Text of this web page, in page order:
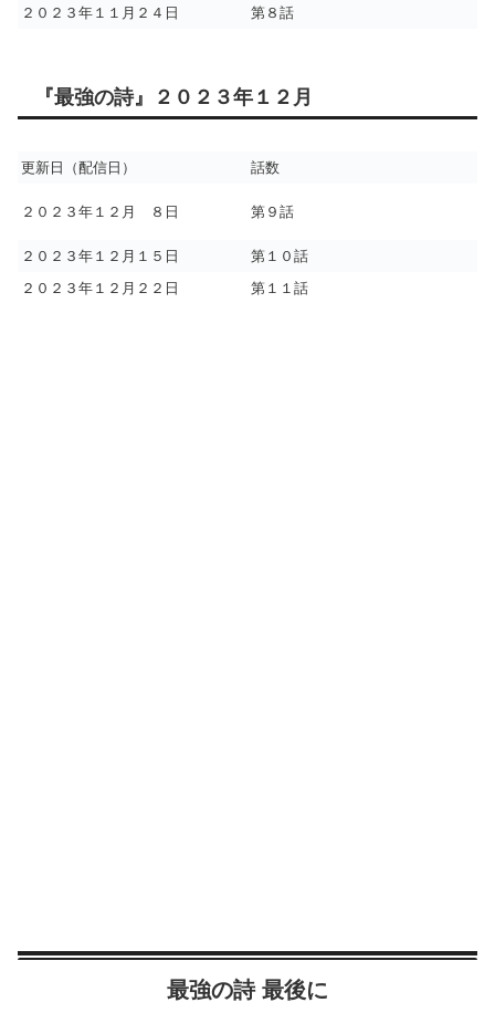
２０２３年１１月２４日
第８話
『最強の詩』２０２３年１２月
更新日（配信日） 話数
２０２３年１２月 ８日 第９話
２０２３年１２月１５日
第１０話
２０２３年１２月２２日
第１１話
最強の詩 最後に